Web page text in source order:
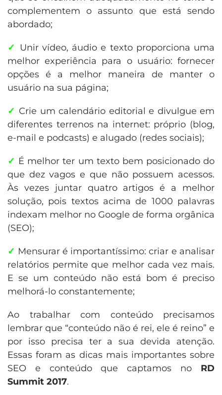
complementem o assunto que está sendo
abordado;
✓
Unir vídeo, áudio e texto proporciona uma
melhor experiência para o usuário: fornecer
opções é a melhor maneira de manter o
usuário na sua página;
✓ Crie um calendário editorial e divulgue em
diferentes terrenos na internet: próprio (blog,
e-mail e podcasts) e alugado (redes sociais);
✓ É melhor ter um texto bem posicionado do
que dez vagos e que não possuem acessos.
Às vezes juntar quatro artigos é a melhor
solução, pois textos acima de 1000 palavras
indexam melhor no Google de forma orgânica
(SEO);
✓ Mensurar é importantíssimo: criar e analisar
relatórios permite que melhor cada vez mais.
E se um conteúdo não está bom é preciso
melhorá-lo constantemente;
Ao trabalhar com conteúdo precisamos
lembrar que “conteúdo não é rei, ele é reino” e
por isso precisa ter a sua devida atenção.
Essas foram as dicas mais importantes sobre
SEO e conteúdo que captamos no RD
Summit 2017.